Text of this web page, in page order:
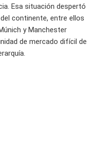
Esa situación despertó
continente, entre ellos
y Manchester
de mercado difícil de